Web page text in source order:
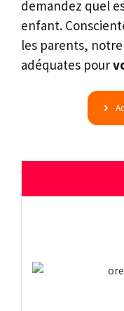
demandez quel
enfant.
les parents,
adéquates pour